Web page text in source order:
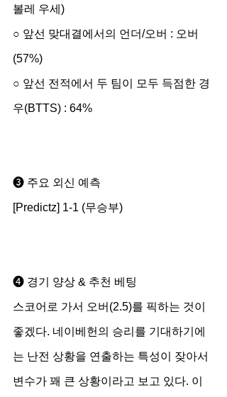
볼레 우세)
○ 앞선 맞대결에서의 언더/오버 : 오버
(57%)
○ 앞선 전적에서 두 팀이 모두 득점한 경
우(BTTS) : 64%
➌ 주요 외신 예측
[Predictz] 1-1 (무승부)
➍ 경기 양상 & 추천 베팅
스코어로 가서 오버(2.5)를 픽하는 것이
좋겠다. 네이베헌의 승리를 기대하기에
는 난전 상황을 연출하는 특성이 잦아서
변수가 꽤 큰 상황이라고 보고 있다. 이